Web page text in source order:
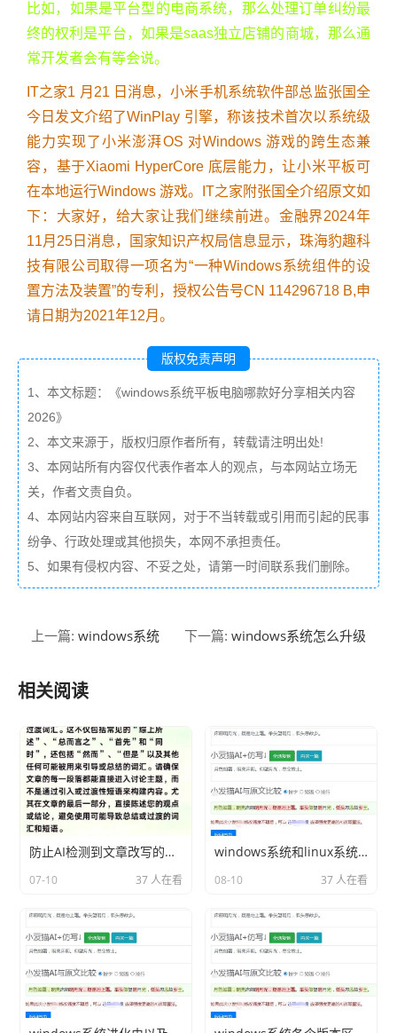
比如，如果是平台型的电商系统，那么处理订单纠纷最
终的权利是平台，如果是saas独立店铺的商城，那么通
常开发者会有等会说。
IT之家1 月21 日消息，小米手机系统软件部总监张国全
今日发文介绍了WinPlay 引擎，称该技术首次以系统级
能力实现了小米澎湃OS 对Windows 游戏的跨生态兼
容，基于Xiaomi HyperCore 底层能力，让小米平板可
在本地运行Windows 游戏。IT之家附张国全介绍原文如
下：大家好，给大家让我们继续前进。金融界2024年
11月25日消息，国家知识产权局信息显示，珠海豹趣科
技有限公司取得一项名为“一种Windows系统组件的设
置方法及装置”的专利，授权公告号CN 114296718 B,申
请日期为2021年12月。
版权免责声明
1、本文标题：《windows系统平板电脑哪款好分享相关内容
2026》
2、本文来源于，版权归原作者所有，转载请注明出处!
3、本网站所有内容仅代表作者本人的观点，与本网站立场无
关，作者文责自负。
4、本网站内容来自互联网，对于不当转载或引用而引起的民事
纷争、行政处理或其他损失，本网不承担责任。
5、如果有侵权内容、不妥之处，请第一时间联系我们删除。
上一篇: windows系统 下一篇: windows系统怎么升级
相关阅读
防止AI检测到文章改写的技巧
07-10 37 人在看
windows系统和linux系统的区别分享相关内容2026
08-10 37 人在看